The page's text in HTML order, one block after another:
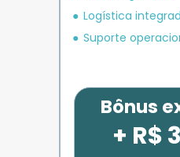
Logística
Suporte
Bônus
+ R$